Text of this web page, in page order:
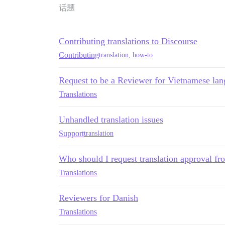
话题
Contributing translations to Discourse
Contributingtranslation, how-to
Request to be a Reviewer for Vietnamese
Translations
Unhandled translation issues
Supporttranslation
Who should I request translation approval
Translations
Reviewers for Danish
Translations